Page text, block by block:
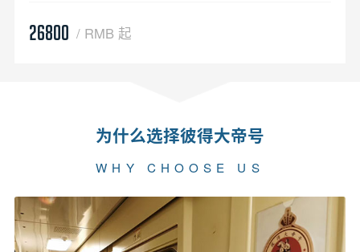
26800 / RMB 起
为什么选择彼得大帝号
WHY CHOOSE US